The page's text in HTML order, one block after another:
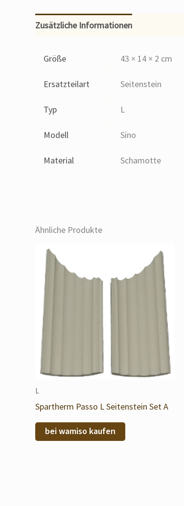
Zusätzliche Informationen
Größe 43 × 14 × 2 cm
Ersatzteilart Seitenstein
Typ L
Modell Sino
Material Schamotte
Ähnliche Produkte
L
Spartherm Passo L Seitenstein Set A
bei wamiso kaufen